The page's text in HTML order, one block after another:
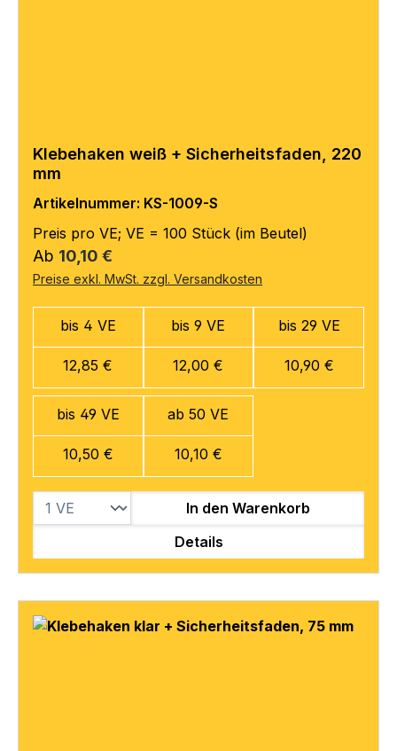
Klebehaken weiß + Sicherheitsfaden, 220
mm
Artikelnummer: KS-1009-S
Preis pro VE; VE = 100 Stück (im Beutel)
Regulärer Preis:
Ab 10,10 €
Preise exkl. MwSt. zzgl. Versandkosten
bis 4 VE
12,85 €
bis 9 VE
12,00 €
bis 29 VE
10,90 €
bis 49 VE
10,50 €
ab 50 VE
10,10 €
In den Warenkorb
Details